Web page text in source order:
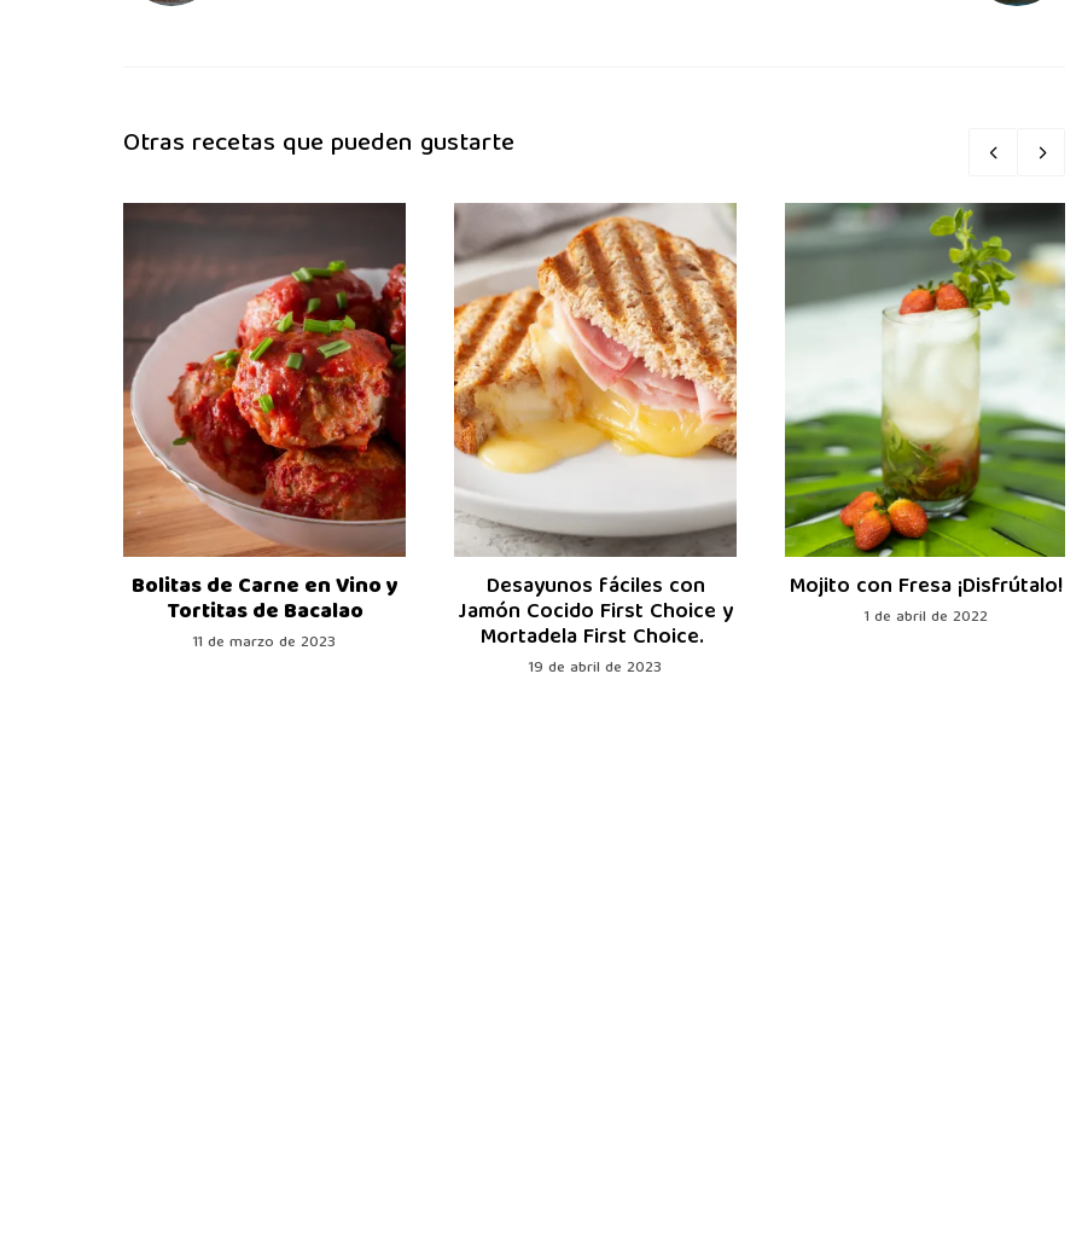
Otras recetas que pueden gustarte
Bolitas de Carne en Vino y
Tortitas de Bacalao
11 de marzo de 2023
Desayunos fáciles con
Jamón Cocido First Choice y
Mortadela First Choice.
19 de abril de 2023
Mojito con Fresa ¡Disfrútalo!
1 de abril de 2022